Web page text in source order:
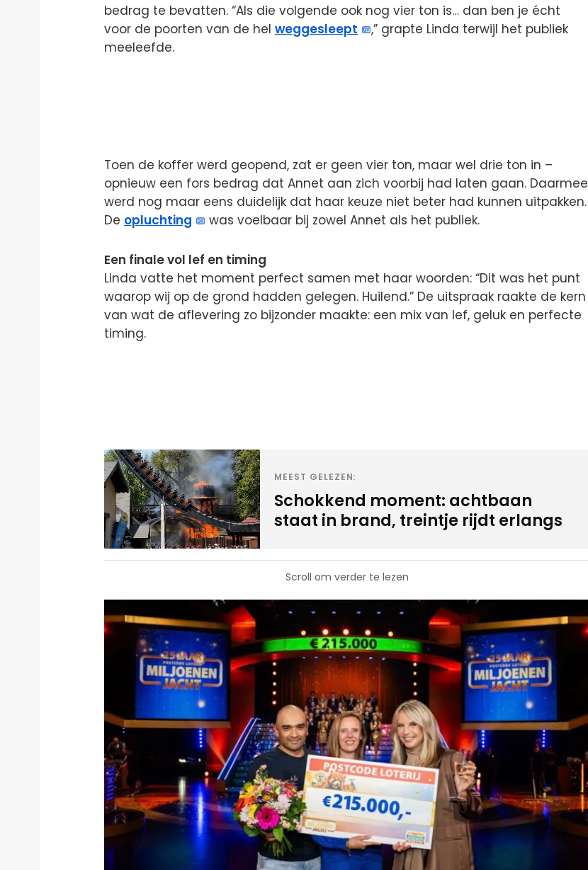
bedrag te bevatten. “Als die volgende ook nog vier ton is… dan ben je écht
voor de poorten van de hel weggesleept
,” grapte Linda terwijl het publiek
meeleefde.
Toen de koffer werd geopend, zat er geen vier ton, maar wel drie ton in –
opnieuw een fors bedrag dat Annet aan zich voorbij had laten gaan. Daarmee
werd nog maar eens duidelijk dat haar keuze niet beter had kunnen uitpakken.
De opluchting was voelbaar bij zowel Annet als het publiek.
Een finale vol lef en timing
Linda vatte het moment perfect samen met haar woorden: “Dit was het punt
waarop wij op de grond hadden gelegen. Huilend.” De uitspraak raakte de kern
van wat de aflevering zo bijzonder maakte: een mix van lef, geluk en perfecte
timing.
MEEST GELEZEN:
Schokkend moment: achtbaan
staat in brand, treintje rijdt erlangs
Scroll om verder te lezen